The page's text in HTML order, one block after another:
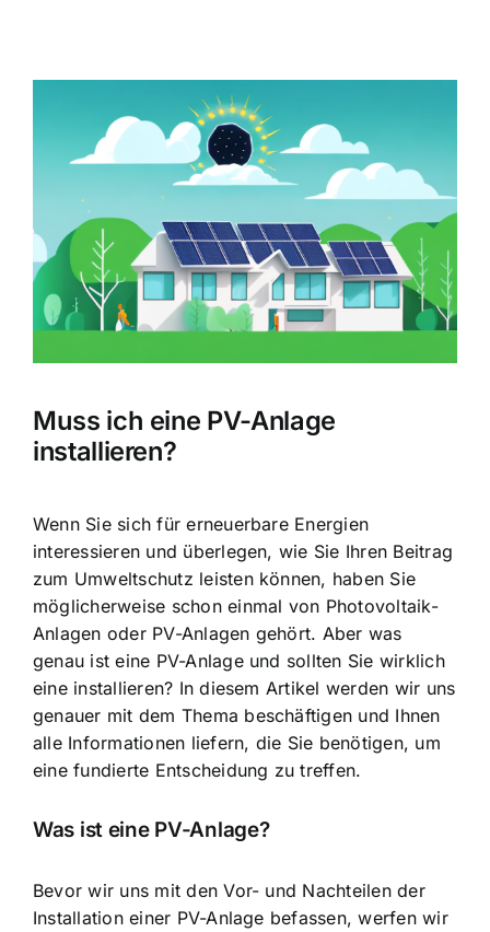
grösseres
Muss ich eine PV-Anlage
installieren?
Wenn Sie sich für erneuerbare Energien
interessieren und überlegen, wie Sie Ihren Beitrag
zum Umweltschutz leisten können, haben Sie
möglicherweise schon einmal von Photovoltaik-
Anlagen oder PV-Anlagen gehört. Aber was
genau ist eine PV-Anlage und sollten Sie wirklich
eine installieren? In diesem Artikel werden wir uns
genauer mit dem Thema beschäftigen und Ihnen
alle Informationen liefern, die Sie benötigen, um
eine fundierte Entscheidung zu treffen.
Was ist eine PV-Anlage?
Bevor wir uns mit den Vor- und Nachteilen der
Installation einer PV-Anlage befassen, werfen wir